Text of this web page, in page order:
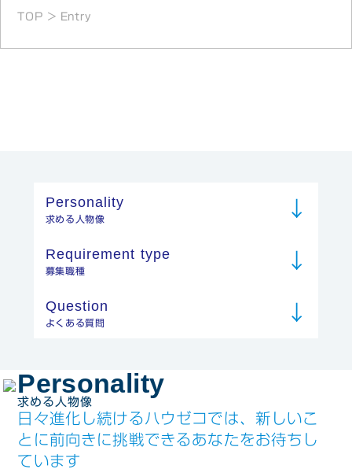
TOP ＞ Entry
Personality
求める人物像
Requirement type
募集職種
Question
よくある質問
Personality
求める人物像
日々進化し続けるハウゼコでは、新しいこ
とに前向きに挑戦できるあなたをお待ちし
ています